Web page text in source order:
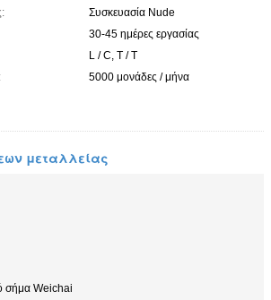
Συσκευασία Nude
30-45 ημέρες εργασίας
L / C, T / T
5000 μονάδες / μήνα
μεταλλείας
σήμα Weichai